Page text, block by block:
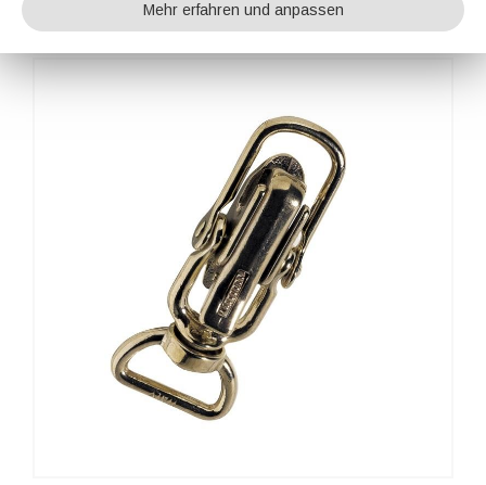
Mehr erfahren und anpassen